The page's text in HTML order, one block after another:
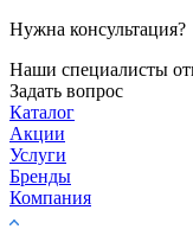
Нужна консультация?
Наши специалисты
Задать вопрос
Каталог
Акции
Услуги
Бренды
Компания